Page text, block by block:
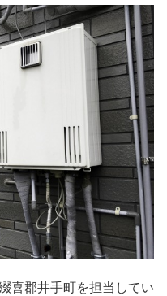
喜郡井手町を担当してい